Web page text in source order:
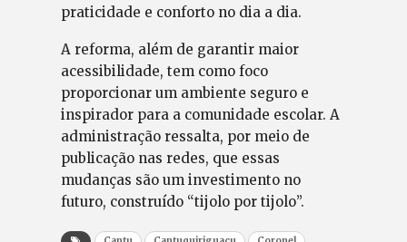
praticidade e conforto no dia a dia.
A reforma, além de garantir maior
acessibilidade, tem como foco
proporcionar um ambiente seguro e
inspirador para a comunidade escolar. A
administração ressalta, por meio de
publicação nas redes, que essas
mudanças são um investimento no
futuro, construído “tijolo por tijolo”.